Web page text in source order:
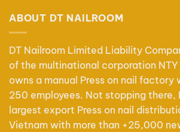
có
nhiều
thể.
Các
tùy
chọn
có
thể
được
ABOUT DT NAILROOM
DT Nailroom Limited Liability
of the multinational corporation NTY
owns a manual Press on nail factory
250 employees. Not stopping there,
largest export Press on nail
Vietnam with more than +25,000